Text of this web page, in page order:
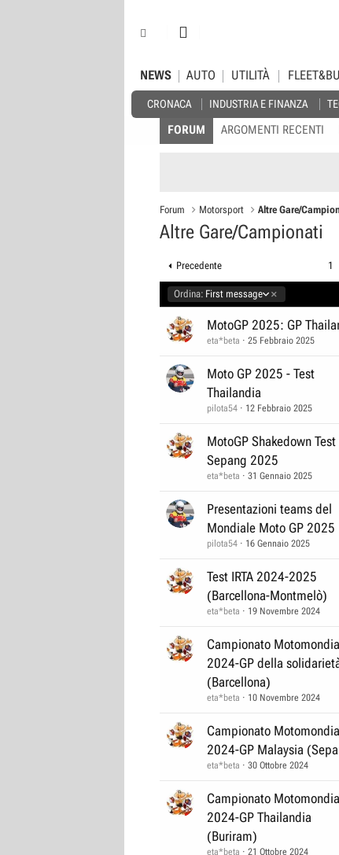
NEWS
CRONACA INDUSTRIA E FINANZA
AUTO UTILITÀ
FORUM ARGOMENTI RECENTI
Forum Motorsport Altre Gare/
Altre Gare/Campionati
Precedente 1
Ordina: First message
D
i
s
c
n
d
e
e
MotoGP 2025: GP
eta*beta 25 Febbraio 2025
Moto GP 2025 - Test
Thailandia
pilota54 12 Febbraio 2025
MotoGP Shakedown
Sepang 2025
eta*beta 31 Gennaio 2025
Presentazioni teams del
Mondiale Moto GP 2025
pilota54 16 Gennaio 2025
Test IRTA 2024-2025
(Barcellona-Montmelò)
eta*beta 19 Novembre 2024
Campionato
2024-GP della
(Barcellona)
eta*beta 10 Novembre 2024
Campionato
2024-GP Malaysia
eta*beta 30 Ottobre 2024
Campionato
2024-GP Thailandia
(Buriram)
eta*beta 21 Ottobre 2024